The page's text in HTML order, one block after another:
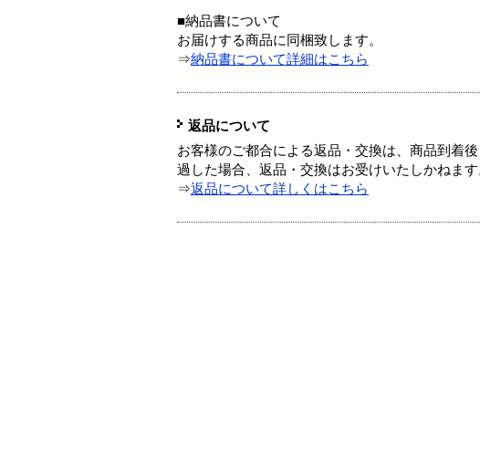
■納品書について
お届けする商品に同梱致します。
⇒納品書について詳細はこちら
返品について
お客様のご都合による返品・交換は、商品到着
過した場合、返品・交換はお受けいたしかねます
⇒返品について詳しくはこちら